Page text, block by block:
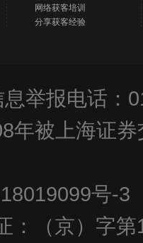
层2304-2306、24层
网络获客培训
分享获客经验
息举报电话
年被上海证
18019099
证：（京）